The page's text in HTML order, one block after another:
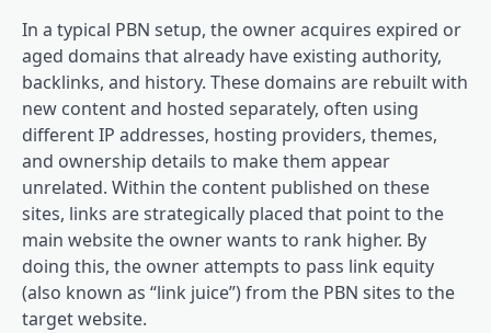
In a typical PBN setup, the owner acquires expired or
aged domains that already have existing authority,
backlinks, and history. These domains are rebuilt with
new content and hosted separately, often using
different IP addresses, hosting providers, themes,
and ownership details to make them appear
unrelated. Within the content published on these
sites, links are strategically placed that point to the
main website the owner wants to rank higher. By
doing this, the owner attempts to pass link equity
(also known as “link juice”) from the PBN sites to the
target website.